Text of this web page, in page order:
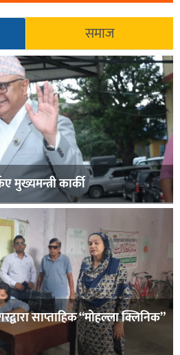
समाज
मुख्यमन्त्री कार्की
साप्ताहिक “मोहल्ला क्लिनिक”